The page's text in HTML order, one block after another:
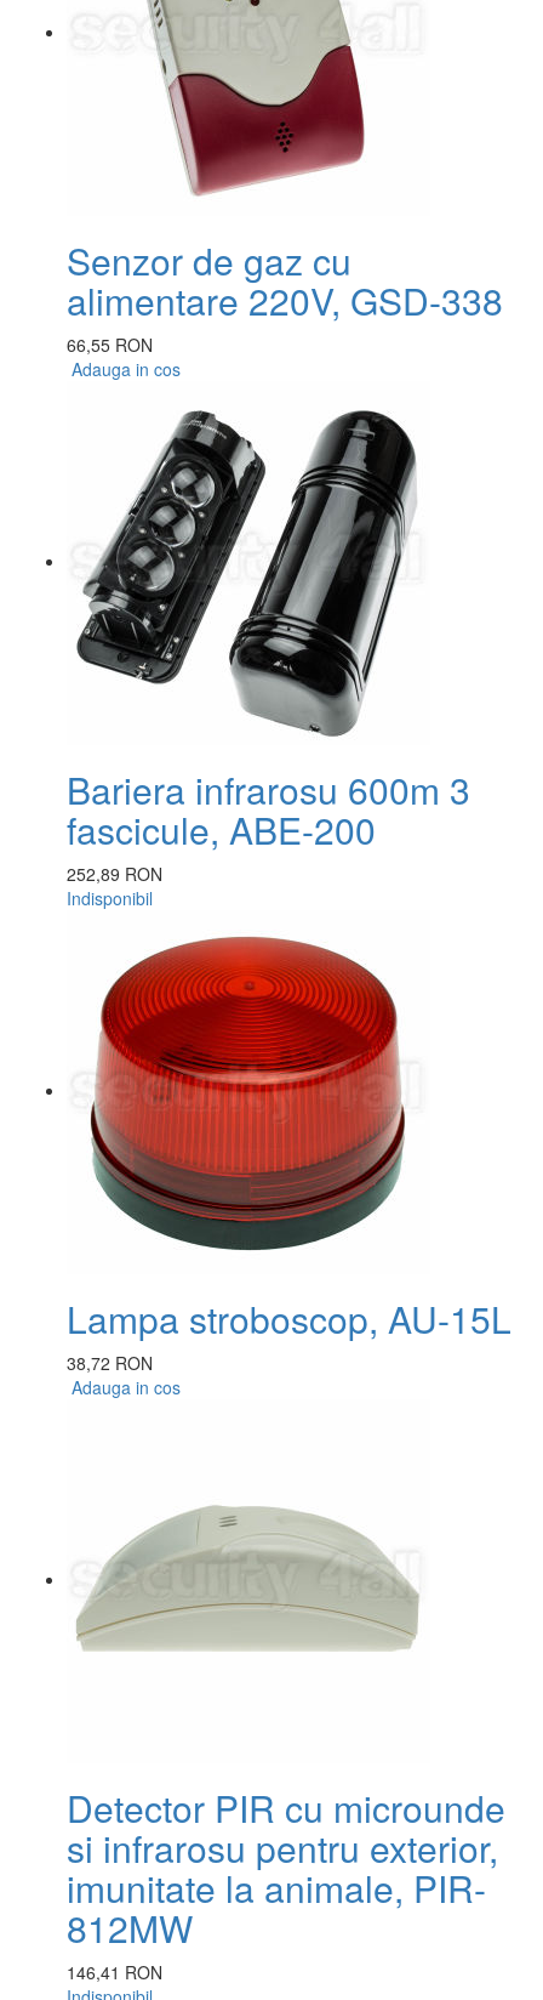
Senzor de gaz cu
alimentare 220V, GSD-338
66,55 RON
Adauga in cos
Bariera infrarosu 600m 3
fascicule, ABE-200
252,89 RON
Indisponibil
Lampa stroboscop, AU-15L
38,72 RON
Adauga in cos
Detector PIR cu microunde
si infrarosu pentru exterior,
imunitate la animale, PIR-
812MW
146,41 RON